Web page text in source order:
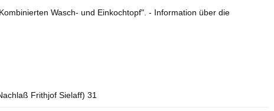
Wasch- und Einkochtopf". - Information über die
Frithjof Sielaff) 31